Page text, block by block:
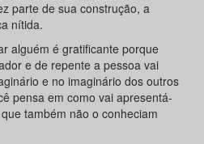
parte de sua construção, a
nítida.
alguém é gratificante porque
e de repente a pessoa vai
e no imaginário dos outros
pensa em como vai apresentá-
também não o conheciam